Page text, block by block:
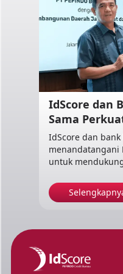
IdScore dan
Sama
IdScore dan
menandatangani
untuk